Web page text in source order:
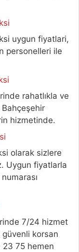
uygun fiyatlari,
personelleri ile
rahatlıkla ve
Bahçeşehir
hizmetinde.
olarak sizlere
Uygun fiyatlarla
7/24 hizmet
güvenli korsan
75 hemen